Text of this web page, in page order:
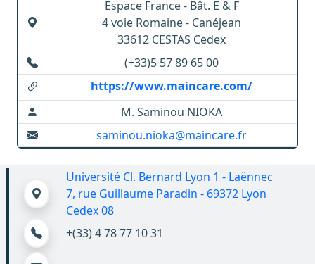
Espace France - Bât. E & F
4 voie Romaine - Canéjean
33612 CESTAS Cedex
(+33)5 57 89 65 00
https://www.maincare.com/
M. Saminou NIOKA
saminou.nioka@maincare.fr
Université Cl. Bernard Lyon 1 - Laënnec
7, rue Guillaume Paradin - 69372 Lyon
Cedex 08
+(33) 4 78 77 10 31